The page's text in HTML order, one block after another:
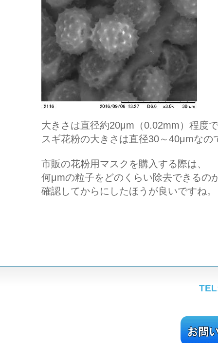
大きさは直径約20μm（0.02mm）程度
スギ花粉の大きさは直径30～40μmな
市販の花粉用マスクを購入する際は、
何μmの粒子をどのくらい除去できるの
確認してからにしたほうが良いですね。